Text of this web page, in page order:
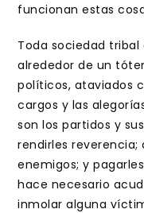
funcionan estas
Toda sociedad
alrededor de un
políticos, ataviados
cargos y las
son los partidos y
rendirles
enemigos; y
hace necesario
inmolar alguna